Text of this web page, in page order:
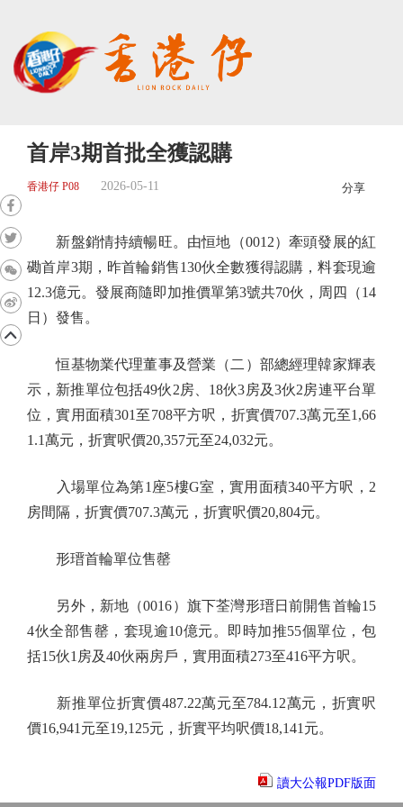
首岸3期首批全獲認購
香港仔 P08 2026-05-11 分享
新盤銷情持續暢旺。由恒地（0012）牽頭發展的紅
磡首岸3期，昨首輪銷售130伙全數獲得認購，料套現逾
12.3億元。發展商隨即加推價單第3號共70伙，周四（14
日）發售。
恒基物業代理董事及營業（二）部總經理韓家輝表
示，新推單位包括49伙2房、18伙3房及3伙2房連平台單
位，實用面積301至708平方呎，折實價707.3萬元至1,66
1.1萬元，折實呎價20,357元至24,032元。
入場單位為第1座5樓G室，實用面積340平方呎，2
房間隔，折實價707.3萬元，折實呎價20,804元。
形瑨首輪單位售罄
另外，新地（0016）旗下荃灣形瑨日前開售首輪15
4伙全部售罄，套現逾10億元。即時加推55個單位，包
括15伙1房及40伙兩房戶，實用面積273至416平方呎。
新推單位折實價487.22萬元至784.12萬元，折實呎
價16,941元至19,125元，折實平均呎價18,141元。
讀大公報PDF版面